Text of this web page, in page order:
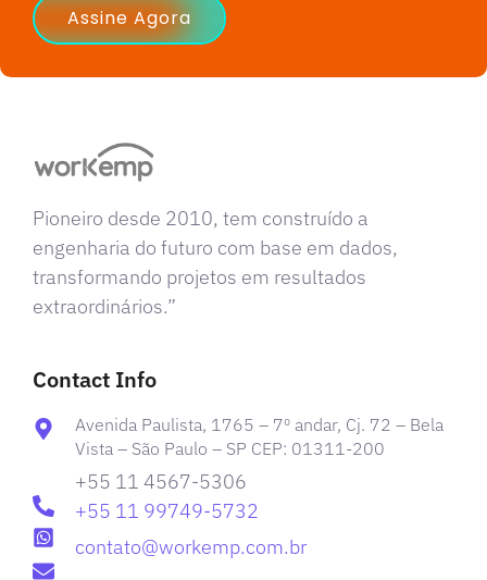
Assine Agora
Pioneiro desde 2010, tem construído a
engenharia do futuro com base em dados,
transformando projetos em resultados
extraordinários.”
Contact Info
Avenida Paulista, 1765 – 7º andar, Cj. 72 – Bela
Vista – São Paulo – SP CEP: 01311-200
+55 11 4567-5306
+55 11 99749-5732
contato@workemp.com.br